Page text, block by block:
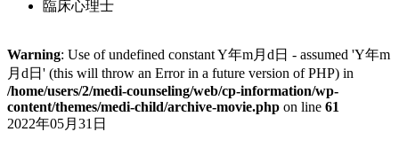
臨床心理士
Warning: Use of undefined constant Y年m月d日 - assumed 'Y年m
月d日' (this will throw an Error in a future version of PHP) in
/home/users/2/medi-counseling/web/cp-information/wp-
content/themes/medi-child/archive-movie.php on line 61
2022年05月31日